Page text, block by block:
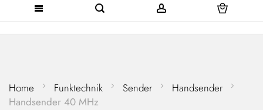
Direkt
Home Funktechnik Sender
Handsender
Handsender 40 MHz